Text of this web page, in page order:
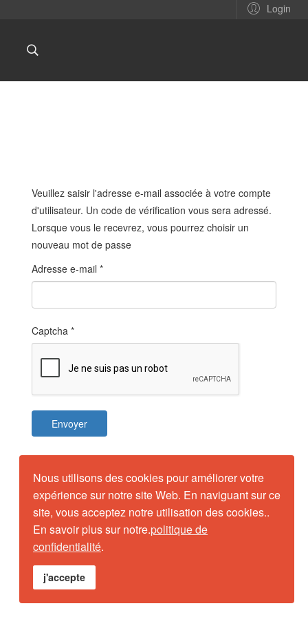
Login
Veuillez saisir l'adresse e-mail associée à votre compte
d'utilisateur. Un code de vérification vous sera adressé.
Lorsque vous le recevrez, vous pourrez choisir un
nouveau mot de passe
Adresse e-mail *
Captcha *
Envoyer
Nous utilisons des cookies pour améliorer votre
expérience sur notre site Web. En naviguant sur ce
site, vous acceptez notre utilisation des cookies..
En savoir plus sur notre.politique de
confidentialité.
j'accepte